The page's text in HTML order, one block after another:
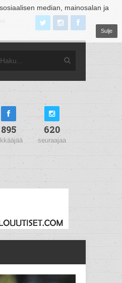
median, mainosalan ja
Sulje
895 620
seuraajaa